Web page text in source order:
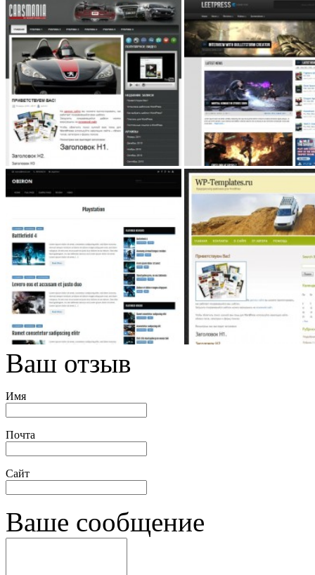
Ваш отзыв
Имя
Почта
Сайт
Ваше сообщение